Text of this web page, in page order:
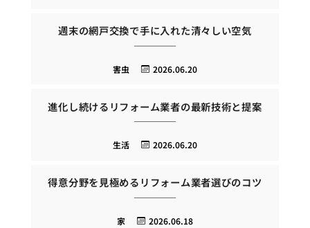
週末の網戸交換で手に入れた清々しい空気
2026.06.20
害虫
進化し続けるリフォーム業者の最新技術と提案
2026.06.20
生活
得意分野を見極めるリフォーム業者選びのコツ
2026.06.18
家